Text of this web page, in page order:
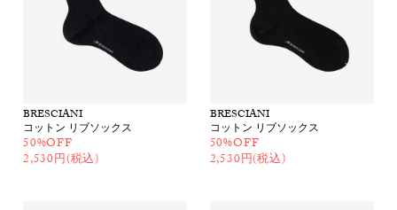
BRESCIANI
コットン リブソックス
50%OFF
2,530円(税込)
BRESCIANI
コットン リブソックス
50%OFF
2,530円(税込)